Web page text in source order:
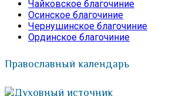
Чайковское благочиние
Осинское благочиние
Чернушинское благочиние
Ординское благочиние
Православный календарь
Духовный источник